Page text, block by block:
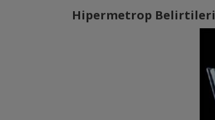
Hipermetrop Belirtileri